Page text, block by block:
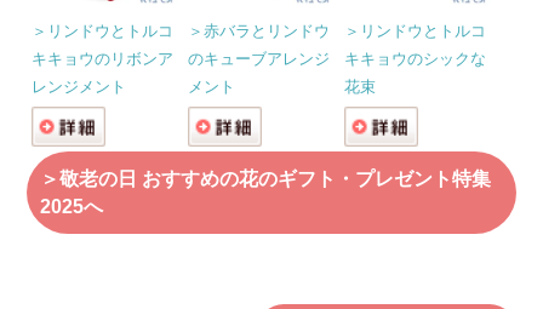
＞リンドウとトルコ
キキョウのリボンア
レンジメント
＞赤バラとリンドウ
のキューブアレンジ
メント
＞リンドウとトルコ
キキョウのシックな
花束
＞敬老の日 おすすめの花のギフト・プレゼント特集
2025へ